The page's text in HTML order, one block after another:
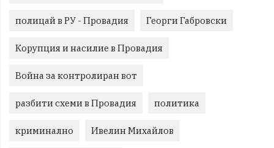
полицай в РУ - Провадия Георги Габровски
Корупция и насилие в Провадия
Война за контролиран вот
разбити схеми в Провадия политика
криминално Ивелин Михайлов